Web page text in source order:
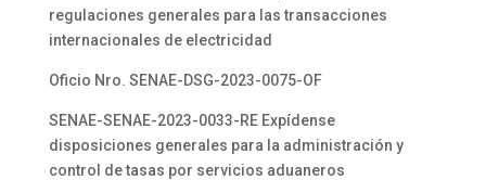
regulaciones generales para las transacciones
internacionales de electricidad
Oficio Nro. SENAE-DSG-2023-0075-OF
SENAE-SENAE-2023-0033-RE Expídense
disposiciones generales para la administración y
control de tasas por servicios aduaneros